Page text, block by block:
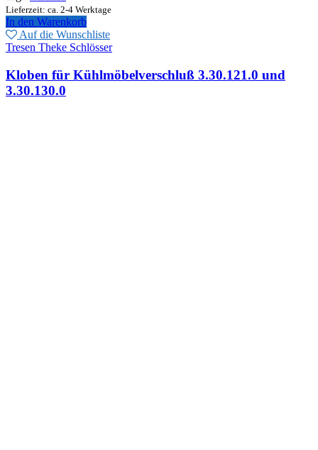
Lieferzeit: ca. 2-4 Werktage
In den Warenkorb
Auf die Wunschliste
Tresen Theke Schlösser
Kloben für Kühlmöbelverschluß 3.30.121.0 und
3.30.130.0